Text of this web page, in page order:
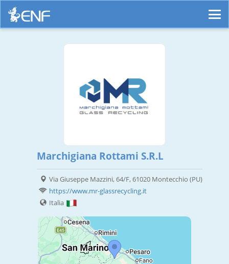
Marchigiana Rottami S.R.L
Via Giuseppe Mazzini, 64/F, 61020 Montecchio (PU)
https://www.mr-glassrecycling.it
Italia